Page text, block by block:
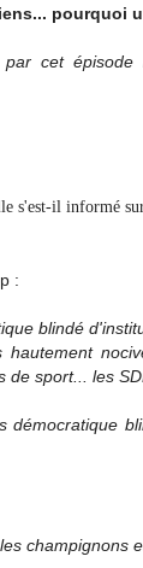
pourquoi
cet
s'est-il informé
:
blindé
hautement
de sport... les
démocratique
champignons